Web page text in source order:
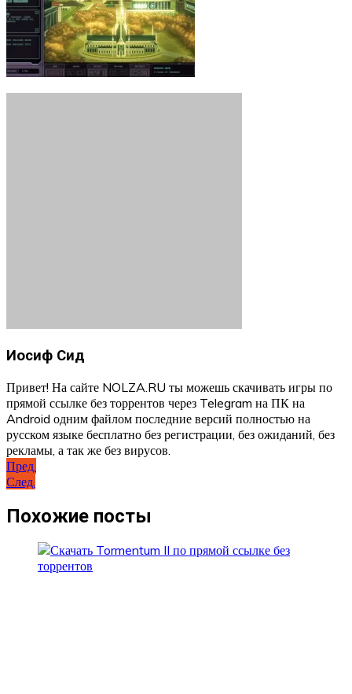
Иосиф Сид
Привет! На сайте NOLZA.RU ты можешь скачивать игры по
прямой ссылке без торрентов через Telegram на ПК на
Android одним файлом последние версий полностью на
русском языке бесплатно без регистрации, без ожиданий, без
рекламы, а так же без вирусов.
Навигация
по
записям
Пред.
След.
Похожие посты